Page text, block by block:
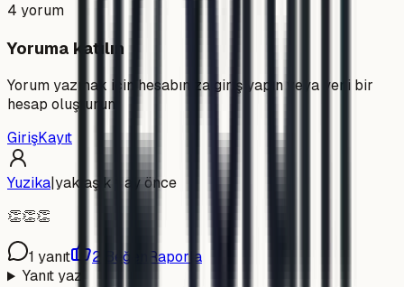
4 yorum
Yoruma katılın
Yorum yazmak için hesabınıza giriş yapın veya yeni bir
hesap oluşturun.
GirişKayıt
Yuzika|yaklaşık 1 ay önce
👏👏👏
1 yanıt 2 Beğen
Raporla
Yanıt yaz